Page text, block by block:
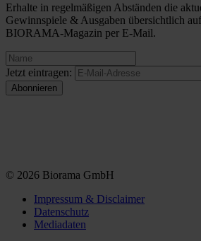
Erhalte in regelmäßigen Abständen die
Gewinnspiele & Ausgaben übersichtlich
BIORAMA-Magazin per E-Mail.
Jetzt eintragen:
© 2026 Biorama GmbH
Impressum & Disclaimer
Datenschutz
Mediadaten